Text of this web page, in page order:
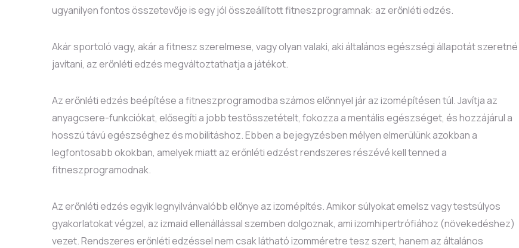
ugyanilyen fontos összetevője is egy jól összeállított fitneszprogramnak: az erőnléti edzés.
Akár sportoló vagy, akár a fitnesz szerelmese, vagy olyan valaki, aki általános egészségi állapotát szeretné
javítani, az erőnléti edzés megváltoztathatja a játékot.
Az erőnléti edzés beépítése a fitneszprogramodba számos előnnyel jár az izomépítésen túl. Javítja az
anyagcsere-funkciókat, elősegíti a jobb testösszetételt, fokozza a mentális egészséget, és hozzájárul a
hosszú távú egészséghez és mobilitáshoz. Ebben a bejegyzésben mélyen elmerülünk azokban a
legfontosabb okokban, amelyek miatt az erőnléti edzést rendszeres részévé kell tenned a
fitneszprogramodnak.
Az erőnléti edzés egyik legnyilvánvalóbb előnye az izomépítés. Amikor súlyokat emelsz vagy testsúlyos
gyakorlatokat végzel, az izmaid ellenállással szemben dolgoznak, ami izomhipertrófiához (növekedéshez)
vezet. Rendszeres erőnléti edzéssel nem csak látható izomméretre tesz szert, hanem az általános